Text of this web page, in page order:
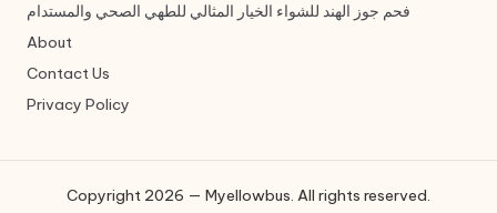
فحم جوز الهند للشواء الخيار المثالي للطهي الصحي والمستدام
About
Contact Us
Privacy Policy
Copyright 2026 — Myellowbus. All rights reserved.